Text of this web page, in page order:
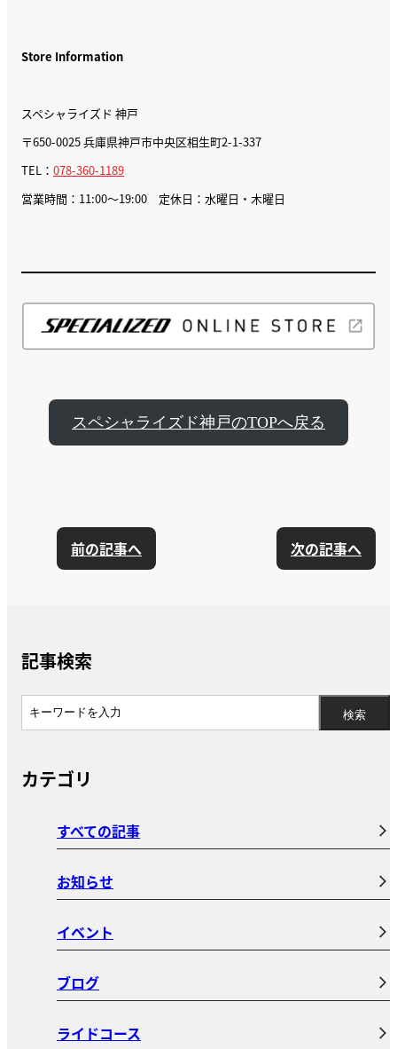
Store Information
スペシャライズド 神戸
〒650-0025 兵庫県神戸市中央区相生町2-1-337
TEL： 078-360-1189
営業時間：11:00〜19:00 定休日：水曜日・木曜日
スペシャライズド神戸のTOPへ戻る
前の記事へ 次の記事へ
記事検索
カテゴリ
すべての記事
お知らせ
イベント
ブログ
ライドコース